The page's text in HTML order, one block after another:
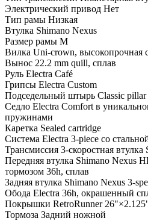
Электрический привод Нет
Тип рамы Низкая
Втулка Shimano Nexus
Размер рамы M
Вилка Uni-crown, высокопрочная
Вынос 22.2 mm quill, сплав
Руль Electra Café
Грипсы Electra Custom
Подседельный штырь Classic
Седло Electra Comfort в
пружинами
Каретка Sealed cartridge
Система Electra 3-piece со
Трансмиссия 3-скоростная втулка
Передняя втулка Shimano Nexus
тормозом 36h, сплав
Задняя втулка Shimano Nexus 3-
Обода Electra 36h, окрашенный
Покрышки RetroRunner
Тормоза Задний ножной